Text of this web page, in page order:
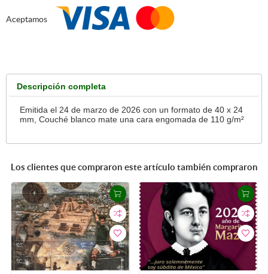
Aceptamos
Descripción completa
Emitida el 24 de marzo de 2026 con un formato de 40 x 24
mm, Couché blanco mate una cara engomada de 110 g/m²
Los clientes que compraron este artículo también compraron